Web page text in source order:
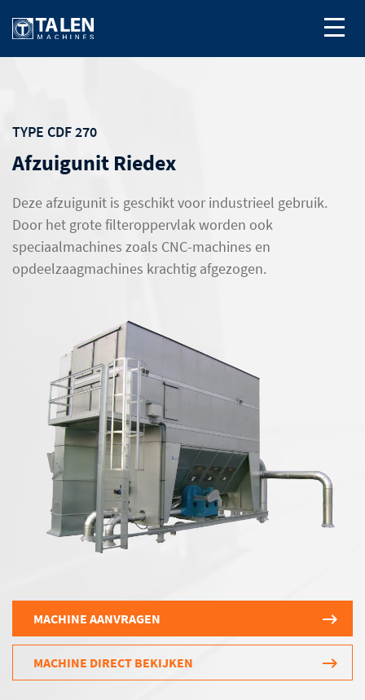
TYPE CDF 270
Afzuigunit Riedex
Deze afzuigunit is geschikt voor industrieel gebruik.
Door het grote filteroppervlak worden ook
speciaalmachines zoals CNC-machines en
opdeelzaagmachines krachtig afgezogen.
MACHINE AANVRAGEN
MACHINE DIRECT BEKIJKEN